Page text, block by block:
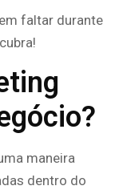
faltar durante
maneira
dentro do